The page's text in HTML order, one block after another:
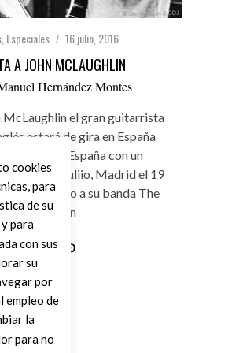
Especiales 16 julio, 2016
A JOHN MCLAUGHLIN
Hernández Montes
McLaughlin el gran guitarrista
estará de gira en España
de julio en España con un
18 de juliio, Madrid el 19
el 20 junto a su banda The
Dimension
cookies
para
de su
para
con sus
su
por
empleo de
la
para no